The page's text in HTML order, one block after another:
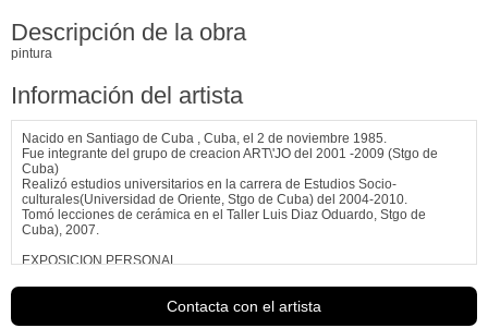
Descripción de la obra
pintura
Información del artista
Nacido en Santiago de Cuba , Cuba, el 2 de noviembre 1985.
Fue integrante del grupo de creacion ART\'JO del 2001 -2009 (Stgo de
Cuba)
Realizó estudios universitarios en la carrera de Estudios Socio-
culturales(Universidad de Oriente, Stgo de Cuba) del 2004-2010.
Tomó lecciones de cerámica en el Taller Luis Diaz Oduardo, Stgo de
Cuba), 2007.
EXPOSICION PERSONAL
2014 \"FACHADAS\" (Pintura). Galería Meyer & Kangangi. Biel/Bienne,
Contacta con el artista